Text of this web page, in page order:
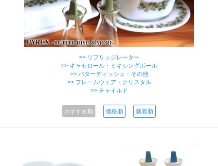
>> リフリッジレーター
>> キャセロール・ミキシングボール
>> バターディッシュ・その他
>> フレームウェア・クリスタル
>> チャイルド
おすすめ順 価格順 新着順